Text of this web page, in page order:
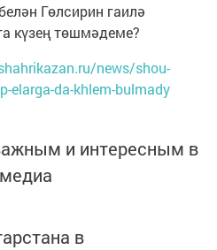
Гөлсирин гаилә
күзең төшмәдеме?
news/shou-
elarga-da-khlem-bulmady
и интересным в
в